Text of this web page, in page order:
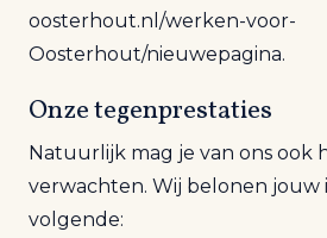
oosterhout.nl/werken-voor-
Oosterhout/nieuwepagina.
Onze tegenprestaties
Natuurlijk mag je van ons ook
verwachten. Wij belonen
volgende: